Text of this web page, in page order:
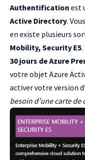
Authentification est
Active Directory.
en existe plusieurs
Mobility, Security E5
30 jours de Azure
votre objet Azure
activer votre version
besoin d’une carte de